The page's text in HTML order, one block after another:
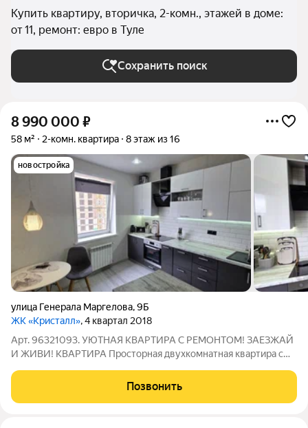
Купить квартиру, вторичка, 2-комн., этажей в доме:
от 11, ремонт: евро в Туле
Сохранить поиск
8 990 000 ₽
58 м² 2-комн. квартира 8 этаж из 16
новостройка
улица Генерала Маргелова,9Б
ЖК «Кристалл», 4 квартал 2018
Арт. 96321093. УЮТНАЯ КВАРТИРА С РЕМОНТОМ! ЗАЕЗЖАЙ
И ЖИВИ! КВАРТИРА Просторная двухкомнатная квартира с
и удобной прихожей. Отличная планировка для семьи.
Выполнен качественный евроремонт,
Позвонить